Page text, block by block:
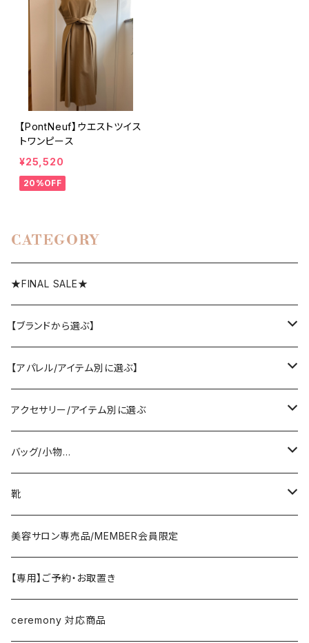
【PontNeuf】ウエストツイス
トワンピース
¥25,520
20%OFF
CATEGORY
★FINAL SALE★
【ブランドから選ぶ】
SELECT／ORIGINAL
PASSIONE/cafune
ヤマトドレス／dolly-sean／DONEEYU／他
lovint
RISLEY
CHIGNON／YENN／Mewl
LEMELANGE／ESPEYRAC
【アパレル/アイテム別に選ぶ】
outer
coat/down
jacket/blouson
tops
knit/sweat/parker
T-shirt/cutsew
bottom
denim
pants
one-piece/salopette
inner/underwear
アクセサリー/アイテム別に選ぶ
pierce/earring/ear cuff
necklace/top
ring
bracelet/anklet
hair accessory
バッグ/小物…
bag
stol・muffler・scarf
belt
hat・cap
靴
sandal
sneaker
loafer／flat shoes
美容サロン専売品/MEMBER会員限定
【専用】ご予約・お取置き
ceremony 対応商品